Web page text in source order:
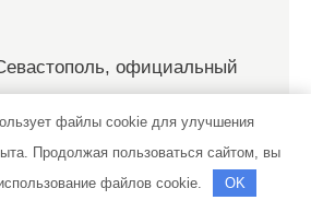
официальный
файлы cookie для улучшения
Продолжая пользоваться сайтом, вы
файлов cookie.
OK